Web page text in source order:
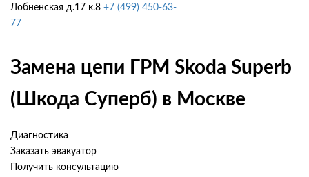
Лобненская д.17 к.8 +7 (499) 450-63-
77
Замена цепи ГРМ Skoda Superb
(Шкода Суперб) в Москве
Диагностика
Заказать эвакуатор
Получить консультацию